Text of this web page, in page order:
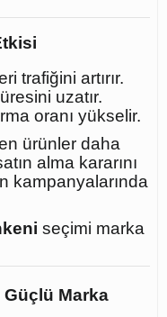
trafiğini artırır.
uzatır.
oranı yükselir.
ürünler daha
alma kararını
kampanyalarında
seçimi marka
Marka